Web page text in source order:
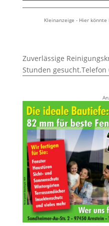
Kleinanzeige - Hier
Zuverlässige
Stunden gesucht.Telefon